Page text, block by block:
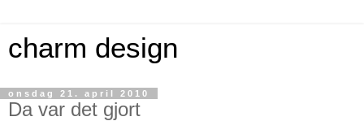
charm design
onsdag 21. april 2010
Da var det gjort